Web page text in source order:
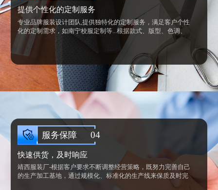
提供个性化的定制服务
专业品牌服装设计团队,提供独特化的定制服务，满足客户个性
化的定制需求，如南宁校服定制等...根据款式、版型、色调、
造型，融入行业元素和企业VI元素，树立角色新形象。反应速
度快，有定制3天出货方案。
我们为你准备了多种定制方案。我们的产品精益求精，匠心雕
刻，保障产品质量的同时，直销市场，减少中间环节。
服务保障 04
快速供货，及时响应
靖西服装厂-根据客户要求不断调整经营策略，既努力完善自己
的生产加工基地，通过规模化、标准化的生产线来保质及时完